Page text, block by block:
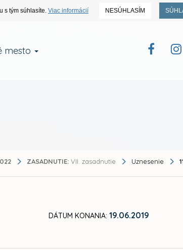
s tým súhlasíte. Viac informácií NESÚHLASÍM
mesto
ZASADNUTIE: VII. zasadnutie Uznesenie
DÁTUM KONANIA: 19.06.2019